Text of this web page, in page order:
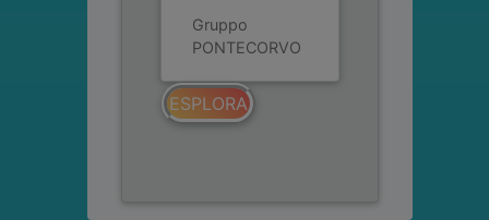
Gruppo
PONTECORVO
ESPLORA